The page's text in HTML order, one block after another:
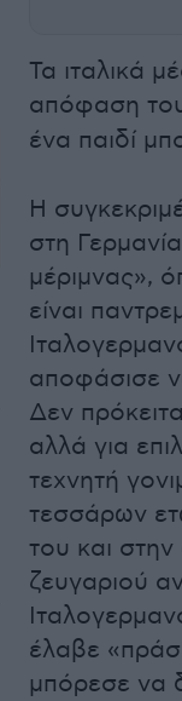
Τα ιταλικά
απόφαση
ένα παιδί
Η
στη
μέριμνας»,
είναι
αποφάσισε
Δεν
αλλά για
τεχνητή
τεσσάρων
του και
ζευγαριού
έλαβε
μπόρεσε να